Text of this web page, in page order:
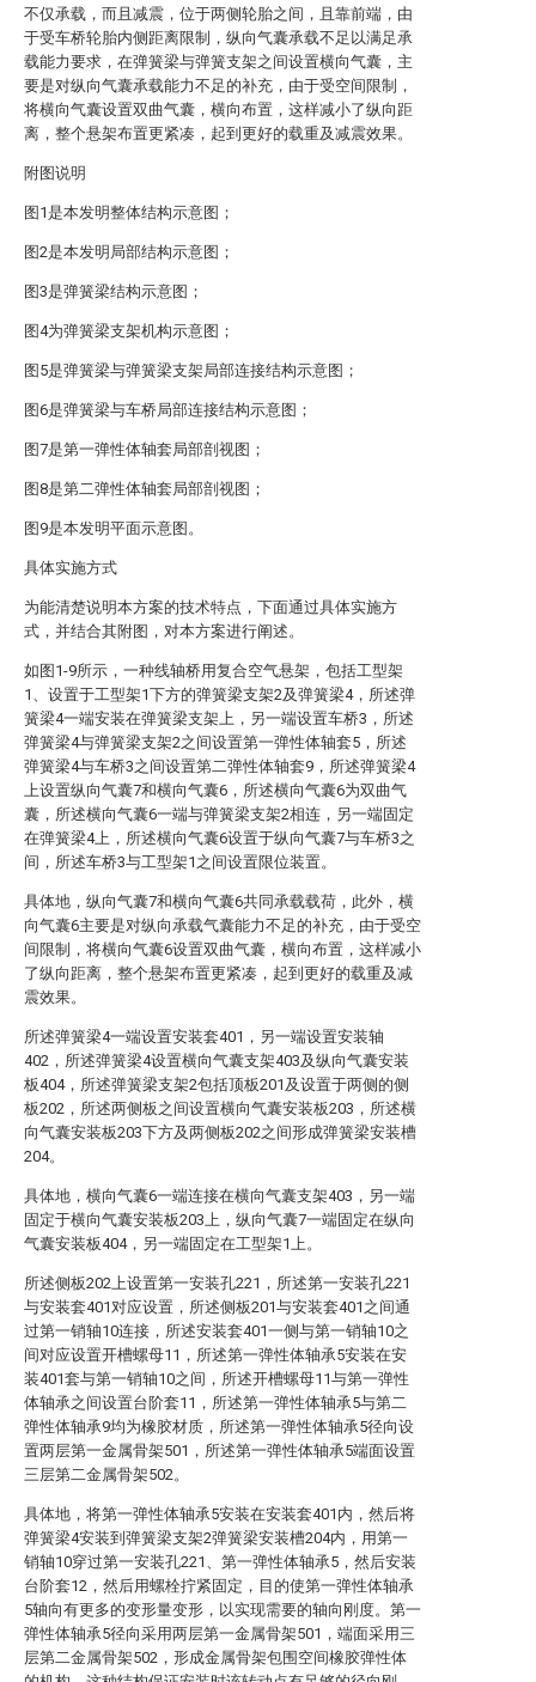
不仅承载，而且减震，位于两侧轮胎之间，且靠前端，由
于受车桥轮胎内侧距离限制，纵向气囊承载不足以满足承
载能力要求，在弹簧梁与弹簧支架之间设置横向气囊，主
要是对纵向气囊承载能力不足的补充，由于受空间限制，
将横向气囊设置双曲气囊，横向布置，这样减小了纵向距
离，整个悬架布置更紧凑，起到更好的载重及减震效果。
附图说明
图1是本发明整体结构示意图；
图2是本发明局部结构示意图；
图3是弹簧梁结构示意图；
图4为弹簧梁支架机构示意图；
图5是弹簧梁与弹簧梁支架局部连接结构示意图；
图6是弹簧梁与车桥局部连接结构示意图；
图7是第一弹性体轴套局部剖视图；
图8是第二弹性体轴套局部剖视图；
图9是本发明平面示意图。
具体实施方式
为能清楚说明本方案的技术特点，下面通过具体实施方
式，并结合其附图，对本方案进行阐述。
如图1-9所示，一种线轴桥用复合空气悬架，包括工型架
1、设置于工型架1下方的弹簧梁支架2及弹簧梁4，所述弹
簧梁4一端安装在弹簧梁支架上，另一端设置车桥3，所述
弹簧梁4与弹簧梁支架2之间设置第一弹性体轴套5，所述
弹簧梁4与车桥3之间设置第二弹性体轴套9，所述弹簧梁4
上设置纵向气囊7和横向气囊6，所述横向气囊6为双曲气
囊，所述横向气囊6一端与弹簧梁支架2相连，另一端固定
在弹簧梁4上，所述横向气囊6设置于纵向气囊7与车桥3之
间，所述车桥3与工型架1之间设置限位装置。
具体地，纵向气囊7和横向气囊6共同承载载荷，此外，横
向气囊6主要是对纵向承载气囊能力不足的补充，由于受空
间限制，将横向气囊6设置双曲气囊，横向布置，这样减小
了纵向距离，整个悬架布置更紧凑，起到更好的载重及减
震效果。
所述弹簧梁4一端设置安装套401，另一端设置安装轴
402，所述弹簧梁4设置横向气囊支架403及纵向气囊安装
板404，所述弹簧梁支架2包括顶板201及设置于两侧的侧
板202，所述两侧板之间设置横向气囊安装板203，所述横
向气囊安装板203下方及两侧板202之间形成弹簧梁安装槽
204。
具体地，横向气囊6一端连接在横向气囊支架403，另一端
固定于横向气囊安装板203上，纵向气囊7一端固定在纵向
气囊安装板404，另一端固定在工型架1上。
所述侧板202上设置第一安装孔221，所述第一安装孔221
与安装套401对应设置，所述侧板201与安装套401之间通
过第一销轴10连接，所述安装套401一侧与第一销轴10之
间对应设置开槽螺母11，所述第一弹性体轴承5安装在安
装401套与第一销轴10之间，所述开槽螺母11与第一弹性
体轴承之间设置台阶套11，所述第一弹性体轴承5与第二
弹性体轴承9均为橡胶材质，所述第一弹性体轴承5径向设
置两层第一金属骨架501，所述第一弹性体轴承5端面设置
三层第二金属骨架502。
具体地，将第一弹性体轴承5安装在安装套401内，然后将
弹簧梁4安装到弹簧梁支架2弹簧梁安装槽204内，用第一
销轴10穿过第一安装孔221、第一弹性体轴承5，然后安装
台阶套12，然后用螺栓拧紧固定，目的使第一弹性体轴承
5轴向有更多的变形量变形，以实现需要的轴向刚度。第一
弹性体轴承5径向采用两层第一金属骨架501，端面采用三
层第二金属骨架502，形成金属骨架包围空间橡胶弹性体